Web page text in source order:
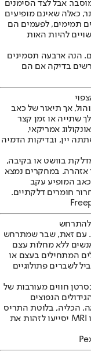
אבל לצד הסימנים
כאלה שאינם מופיעים
תמימים, לפעמים הם
להיות האות
הנה ארבעה תסמינים
בדיקה אם הם
אך תיאור של כאב
שתייה או זמן קצר
אמריקאי,
יין, ובדיקות הדמיה
בוושט או בקיבה,
אזהרה. במחקרים נמצא
כאב המופיע עקב
חומרים דלקתיים.
להתרחש
עם זאת, שבר שמתרחש
ללא מחלות עצם
המתחילים בעצם או
לשברים פתולוגיים
חווים מעורבות של
הנפוצים
הכליה, בלוטת התריס
והערמונית. במקרים כאלה, צילום רנטגן, סי טי או MRI יסייעו לזהות את